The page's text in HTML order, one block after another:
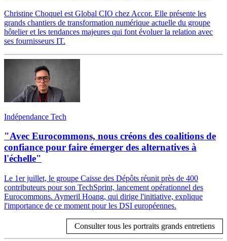
Christine Choquel est Global CIO chez Accor. Elle présente les
grands chantiers de transformation numérique actuelle du groupe
hôtelier et les tendances majeures qui font évoluer la relation avec
ses fournisseurs IT.
Indépendance Tech
"Avec Eurocommons, nous créons des coalitions de
confiance pour faire émerger des alternatives à
l'échelle"
Le 1er juillet, le groupe Caisse des Dépôts réunit près de 400
contributeurs pour son TechSprint, lancement opérationnel des
Eurocommons. Aymeril Hoang, qui dirige l'initiative, explique
l'importance de ce moment pour les DSI européennes.
Consulter tous les portraits grands entretiens